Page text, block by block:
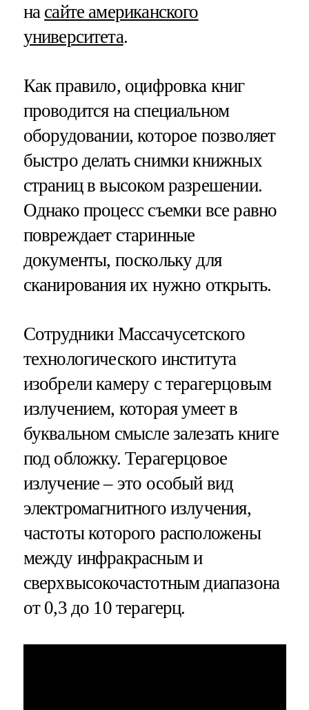
на сайте американского
университета.
Как правило, оцифровка книг
проводится на специальном
оборудовании, которое позволяет
быстро делать снимки книжных
страниц в высоком разрешении.
Однако процесс съемки все равно
повреждает старинные
документы, поскольку для
сканирования их нужно открыть.
Сотрудники Массачусетского
технологического института
изобрели камеру с терагерцовым
излучением, которая умеет в
буквальном смысле залезать книге
под обложку. Терагерцовое
излучение – это особый вид
электромагнитного излучения,
частоты которого расположены
между инфракрасным и
сверхвысокочастотным диапазона
от 0,3 до 10 терагерц.